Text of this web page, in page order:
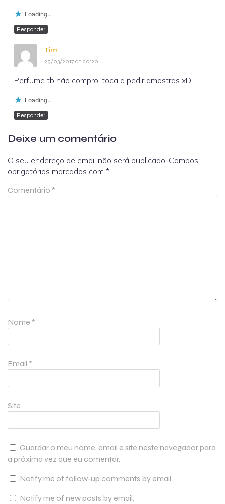
Loading...
Responder
Tim
25/03/2017 at 20:20
Perfume tb não compro, toca a pedir amostras xD
Loading...
Responder
Deixe um comentário
O seu endereço de email não será publicado. Campos
obrigatórios marcados com *
Comentário *
Nome *
Email *
Site
Guardar o meu nome, email e site neste navegador para
a próxima vez que eu comentar.
Notify me of follow-up comments by email.
Notify me of new posts by email.